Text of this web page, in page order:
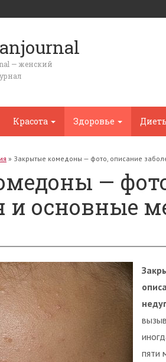
— женский
Красота Здоровье
» Закрытые комедоны — фото, описание
—
и основные
пяти